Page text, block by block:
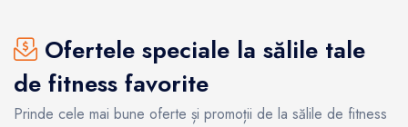
Ofertele speciale la sălile tale
de fitness favorite
Prinde cele mai bune oferte și promoții de la sălile de fitness